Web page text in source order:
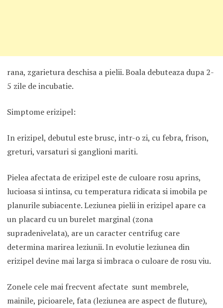
rana, zgarietura deschisa a pielii. Boala debuteaza dupa 2-
5 zile de incubatie.
Simptome erizipel:
In erizipel, debutul este brusc, intr-o zi, cu febra, frison,
greturi, varsaturi si ganglioni mariti.
Pielea afectata de erizipel este de culoare rosu aprins,
lucioasa si intinsa, cu temperatura ridicata si imobila pe
planurile subiacente. Leziunea pielii in erizipel apare ca
un placard cu un burelet marginal (zona
supradenivelata), are un caracter centrifug care
determina marirea leziunii. In evolutie leziunea din
erizipel devine mai larga si imbraca o culoare de rosu viu.
Zonele cele mai frecvent afectate sunt membrele,
mainile, picioarele, fata (leziunea are aspect de fluture),